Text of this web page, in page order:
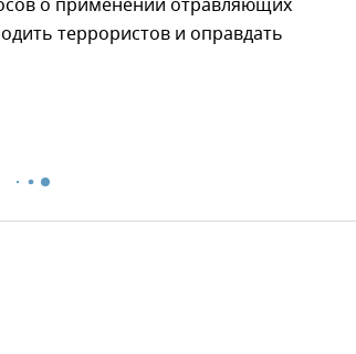
о применении отравляющих
террористов и оправдать